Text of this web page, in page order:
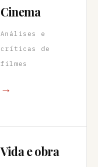
Cinema
Análises e
críticas de
filmes
→
Vida e obra